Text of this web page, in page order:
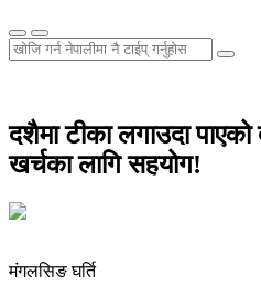
दशैमा टीका लगाउदा पाएको
खर्चका लागि सहयोग!
मंगलसिङ घर्ति